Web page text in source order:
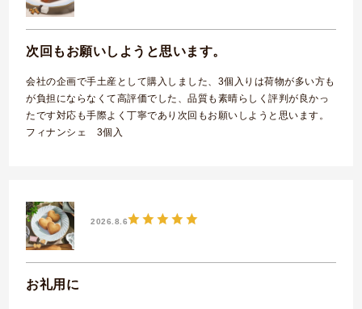
次回もお願いしようと思います。
会社の企画で手土産として購入しました、3個入りは荷物が多い方も
が負担にならなくて高評価でした、品質も素晴らしく評判が良かっ
たです対応も手際よく丁寧であり次回もお願いしようと思います。
フィナンシェ 3個入
2026.8.6
お礼用に